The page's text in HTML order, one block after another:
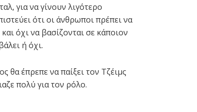
για να γίνουν λιγότερο
ότι οι άνθρωποι πρέπει να
όχι να βασίζονται σε κάποιον
ή όχι.
θα έπρεπε να παίξει τον Τζέιμς
πολύ για τον ρόλο.